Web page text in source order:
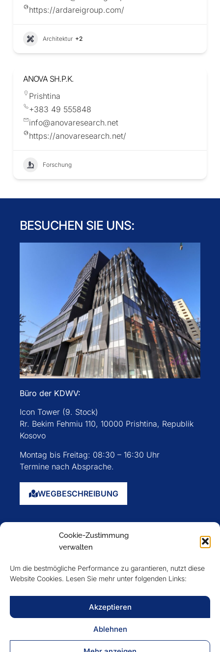
Cookie-Zustimmung
verwalten
Um die bestmögliche Performance zu garantieren, nutzt diese
Website Cookies. Lesen Sie mehr unter folgenden Links:
Akzeptieren
Ablehnen
https://ardareigroup.com/
Architektur +2
ANOVA SH.P.K.
Prishtina
+383 49 555848
info@anovaresearch.net
https://anovaresearch.net/
Forschung
BESUCHEN SIE UNS:
Büro der KDWV:
Icon Tower (9. Stock)
Rr. Bekim Fehmiu 110, 10000 Prishtina, Republik
Kosovo
Montag bis Freitag: 08:30 – 16:30 Uhr
Termine nach Absprache.
WEGBESCHREIBUNG
Mitglieder
VERFOLGEN SIE UNS